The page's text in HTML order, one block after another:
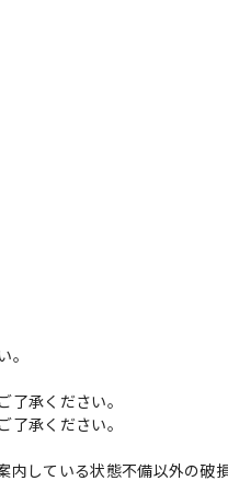
。
了承ください。
了承ください。
している状態不備以外の破